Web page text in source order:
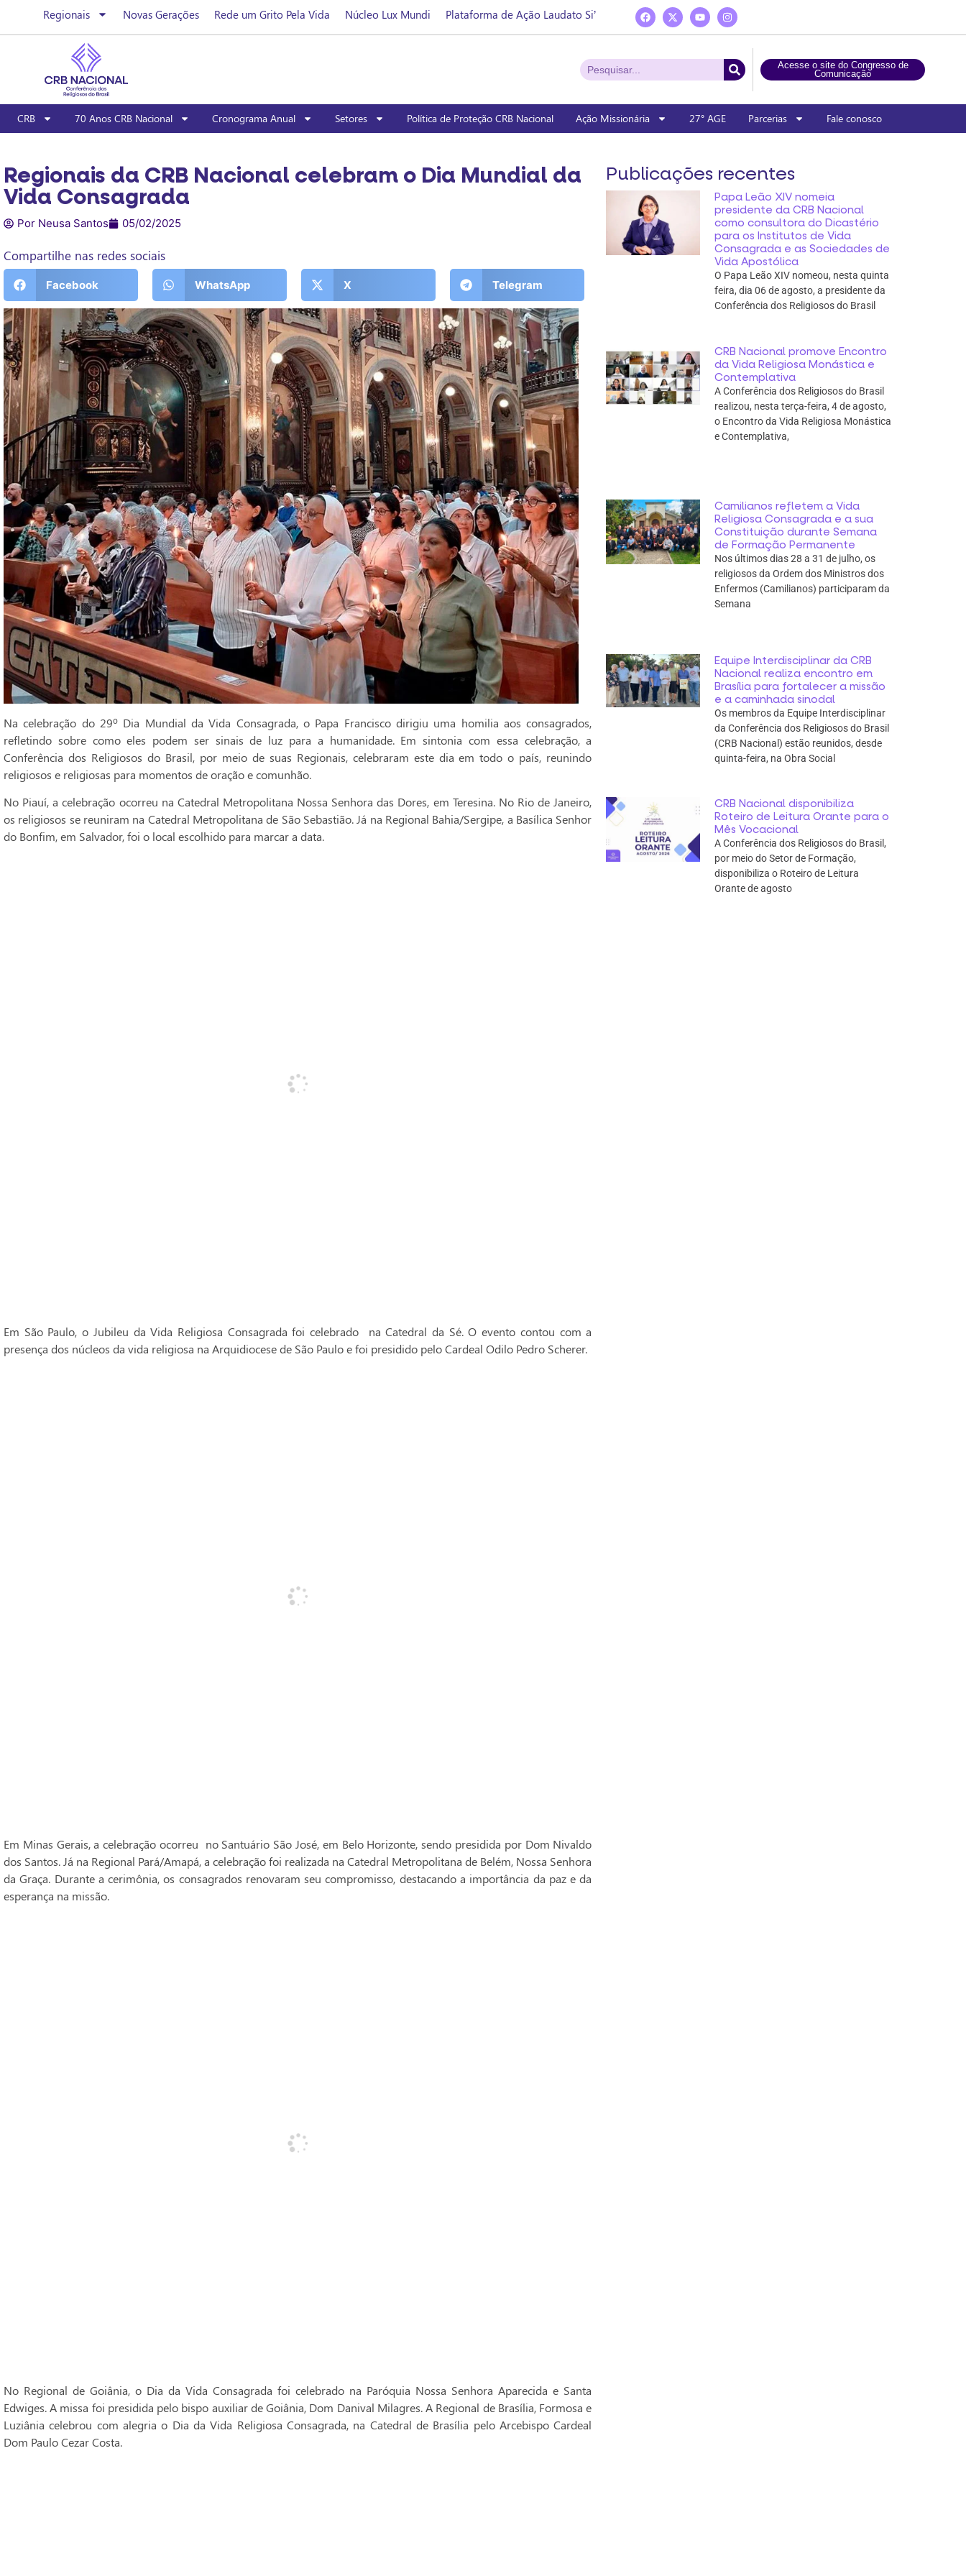
Regionais Novas Gerações Rede um Grito Pela Vida Núcleo Lux Mundi Plataforma de Ação Laudato Si’
Acesse o site do Congresso de
Comunicação
CRB 70 Anos CRB Nacional Cronograma Anual Setores Política de Proteção CRB Nacional Ação Missionária 27° AGE Parcerias Fale conosco
Regionais da CRB Nacional celebram o Dia Mundial da
Vida Consagrada
Por Neusa Santos 05/02/2025
Compartilhe nas redes sociais
Facebook WhatsApp X Telegram
Na celebração do 29º Dia Mundial da Vida Consagrada, o Papa Francisco dirigiu uma homilia aos consagrados,
refletindo sobre como eles podem ser sinais de luz para a humanidade. Em sintonia com essa celebração, a
Conferência dos Religiosos do Brasil, por meio de suas Regionais, celebraram este dia em todo o país, reunindo
religiosos e religiosas para momentos de oração e comunhão.
No Piauí, a celebração ocorreu na Catedral Metropolitana Nossa Senhora das Dores, em Teresina. No Rio de Janeiro,
os religiosos se reuniram na Catedral Metropolitana de São Sebastião. Já na Regional Bahia/Sergipe, a Basílica Senhor
do Bonfim, em Salvador, foi o local escolhido para marcar a data.
Em São Paulo, o Jubileu da Vida Religiosa Consagrada foi celebrado na Catedral da Sé. O evento contou com a
presença dos núcleos da vida religiosa na Arquidiocese de São Paulo e foi presidido pelo Cardeal Odilo Pedro Scherer.
Em Minas Gerais, a celebração ocorreu no Santuário São José, em Belo Horizonte, sendo presidida por Dom Nivaldo
dos Santos. Já na Regional Pará/Amapá, a celebração foi realizada na Catedral Metropolitana de Belém, Nossa Senhora
da Graça. Durante a cerimônia, os consagrados renovaram seu compromisso, destacando a importância da paz e da
esperança na missão.
No Regional de Goiânia, o Dia da Vida Consagrada foi celebrado na Paróquia Nossa Senhora Aparecida e Santa
Edwiges. A missa foi presidida pelo bispo auxiliar de Goiânia, Dom Danival Milagres. A Regional de Brasília, Formosa e
Luziânia celebrou com alegria o Dia da Vida Religiosa Consagrada, na Catedral de Brasília pelo Arcebispo Cardeal
Dom Paulo Cezar Costa.
Publicações recentes
Papa Leão XIV nomeia
presidente da CRB Nacional
como consultora do Dicastério
para os Institutos de Vida
Consagrada e as Sociedades de
Vida Apostólica
O Papa Leão XIV nomeou, nesta quinta
feira, dia 06 de agosto, a presidente da
Conferência dos Religiosos do Brasil
CRB Nacional promove Encontro
da Vida Religiosa Monástica e
Contemplativa
A Conferência dos Religiosos do Brasil
realizou, nesta terça-feira, 4 de agosto,
o Encontro da Vida Religiosa Monástica
e Contemplativa,
Camilianos refletem a Vida
Religiosa Consagrada e a sua
Constituição durante Semana
de Formação Permanente
Nos últimos dias 28 a 31 de julho, os
religiosos da Ordem dos Ministros dos
Enfermos (Camilianos) participaram da
Semana
Equipe Interdisciplinar da CRB
Nacional realiza encontro em
Brasília para fortalecer a missão
e a caminhada sinodal
Os membros da Equipe Interdisciplinar
da Conferência dos Religiosos do Brasil
(CRB Nacional) estão reunidos, desde
quinta-feira, na Obra Social
CRB Nacional disponibiliza
Roteiro de Leitura Orante para o
Mês Vocacional
A Conferência dos Religiosos do Brasil,
por meio do Setor de Formação,
disponibiliza o Roteiro de Leitura
Orante de agosto